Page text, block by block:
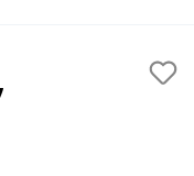
Sons of Dentistry
Merchandise